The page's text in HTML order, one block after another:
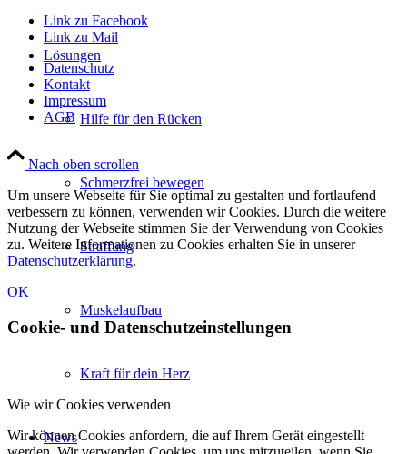
Lösungen
Hilfe für den Rücken
Schmerzfrei bewegen
Straffung
Muskelaufbau
Kraft für dein Herz
News
Link zu Facebook
Link zu Mail
Datenschutz
Kontakt
Impressum
AGB
Nach oben scrollen
Um unsere Webseite für Sie optimal zu gestalten und fortlaufend
verbessern zu können, verwenden wir Cookies. Durch die weitere
Nutzung der Webseite stimmen Sie der Verwendung von Cookies
zu. Weitere Informationen zu Cookies erhalten Sie in unserer
Datenschutzerklärung.
OK
Cookie- und Datenschutzeinstellungen
Wie wir Cookies verwenden
Wir können Cookies anfordern, die auf Ihrem Gerät eingestellt